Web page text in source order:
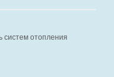
систем отопления